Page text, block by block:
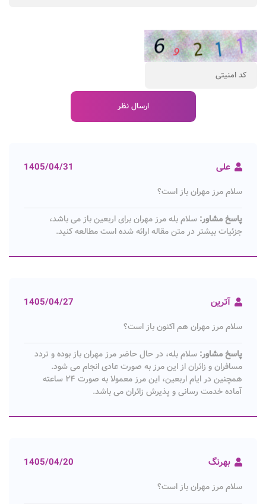
علی 1405/04/31
سلام مرز مهران باز است؟
پاسخ مشاور: سلام بله مرز مهران برای اربعین باز می باشد،
جزئیات بیشتر در متن مقاله ارائه شده است مطالعه کنید.
آترین 1405/04/27
سلام مرز مهران هم اکنون باز است؟
پاسخ مشاور: سلام بله، در حال حاضر مرز مهران باز بوده و تردد
مسافران و زائران از این مرز به صورت عادی انجام می شود.
همچنین در ایام اربعین، این مرز معمولا به صورت ۲۴ ساعته
آماده خدمت رسانی و پذیرش زائران می باشد.
بهرنگ 1405/04/20
سلام مرز مهران باز است؟